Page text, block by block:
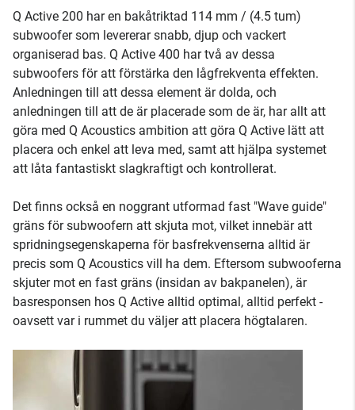
Q Active 200 har en bakåtriktad 114 mm / (4.5 tum)
subwoofer som levererar snabb, djup och vackert
organiserad bas. Q Active 400 har två av dessa
subwoofers för att förstärka den lågfrekventa effekten.
Anledningen till att dessa element är dolda, och
anledningen till att de är placerade som de är, har allt att
göra med Q Acoustics ambition att göra Q Active lätt att
placera och enkel att leva med, samt att hjälpa systemet
att låta fantastiskt slagkraftigt och kontrollerat.
Det finns också en noggrant utformad fast "Wave guide"
gräns för subwoofern att skjuta mot, vilket innebär att
spridningsegenskaperna för basfrekvenserna alltid är
precis som Q Acoustics vill ha dem. Eftersom subwooferna
skjuter mot en fast gräns (insidan av bakpanelen), är
basresponsen hos Q Active alltid optimal, alltid perfekt -
oavsett var i rummet du väljer att placera högtalaren.